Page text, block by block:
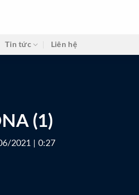
Tin tức Liên hệ
(1)
2021 | 0:27